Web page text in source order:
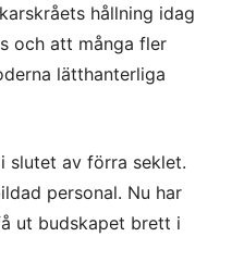
hållning idag
och att många fler
lätthanterliga
slutet av förra seklet.
personal. Nu har
ut budskapet brett i